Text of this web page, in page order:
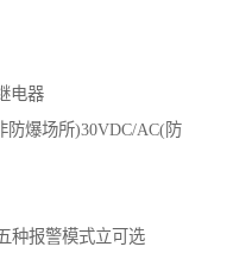
电器
防爆场所)30VDC/AC(防
种报警模式立可选